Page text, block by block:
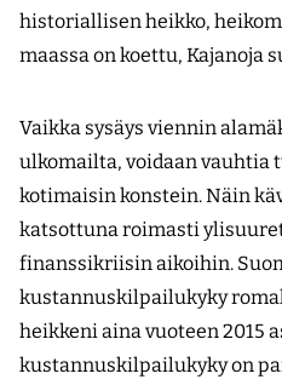
historiallisen heikko,
maassa on koettu, Kajanoja
Vaikka sysäys viennin
ulkomailta, voidaan vauhtia
kotimaisin konstein. Näin
katsottuna roimasti
finanssikriisin aikoihin.
kustannuskilpailukyky
heikkeni aina vuoteen 2015
kustannuskilpailukyky on